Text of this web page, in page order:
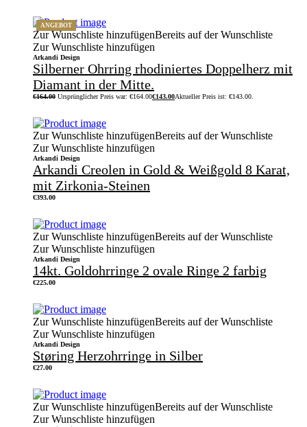
ANGEBOT
Zur Wunschliste hinzufügenBereits auf der Wunschliste
Zur Wunschliste hinzufügen
Arkandi Design
Silberner Ohrring rhodiniertes Doppelherz mit
Diamant in der Mitte.
€164.00 Ursprünglicher Preis war: €164.00€143.00Aktueller Preis ist: €143.00.
Zur Wunschliste hinzufügenBereits auf der Wunschliste
Zur Wunschliste hinzufügen
Arkandi Design
Arkandi Creolen in Gold & Weißgold 8 Karat,
mit Zirkonia-Steinen
€393.00
Zur Wunschliste hinzufügenBereits auf der Wunschliste
Zur Wunschliste hinzufügen
Arkandi Design
14kt. Goldohrringe 2 ovale Ringe 2 farbig
€225.00
Zur Wunschliste hinzufügenBereits auf der Wunschliste
Zur Wunschliste hinzufügen
Arkandi Design
Støring Herzohrringe in Silber
€27.00
Zur Wunschliste hinzufügenBereits auf der Wunschliste
Zur Wunschliste hinzufügen